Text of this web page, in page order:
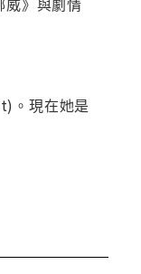
。現在她是